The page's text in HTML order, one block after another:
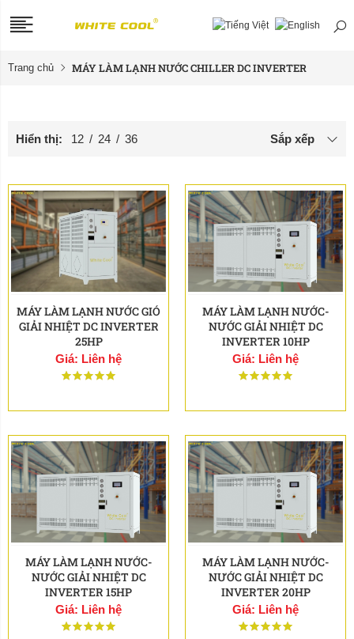
Trang chủ MÁY LÀM LẠNH NƯỚC CHILLER DC INVERTER
Hiển thị: 12 / 24 / 36 Sắp xếp
MÁY LÀM LẠNH NƯỚC GIÓ
GIẢI NHIỆT DC INVERTER
25HP
Giá: Liên hệ
MÁY LÀM LẠNH NƯỚC-
NƯỚC GIẢI NHIỆT DC
INVERTER 10HP
Giá: Liên hệ
MÁY LÀM LẠNH NƯỚC-
NƯỚC GIẢI NHIỆT DC
INVERTER 15HP
Giá: Liên hệ
MÁY LÀM LẠNH NƯỚC-
NƯỚC GIẢI NHIỆT DC
INVERTER 20HP
Giá: Liên hệ